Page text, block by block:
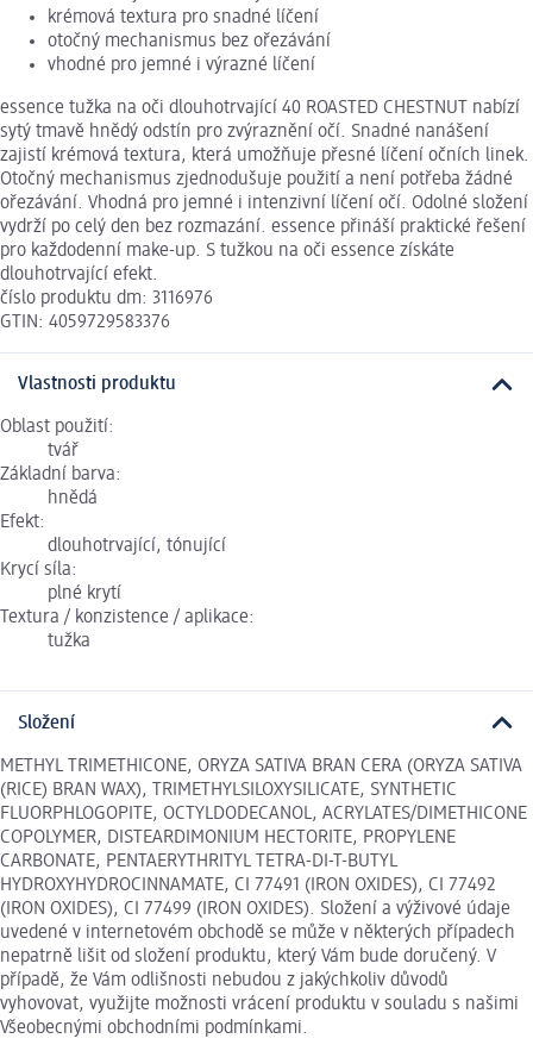
krémová textura pro snadné líčení
otočný mechanismus bez ořezávání
vhodné pro jemné i výrazné líčení
essence tužka na oči dlouhotrvající 40 ROASTED CHESTNUT nabízí
sytý tmavě hnědý odstín pro zvýraznění očí. Snadné nanášení
zajistí krémová textura, která umožňuje přesné líčení očních linek.
Otočný mechanismus zjednodušuje použití a není potřeba žádné
ořezávání. Vhodná pro jemné i intenzivní líčení očí. Odolné složení
vydrží po celý den bez rozmazání. essence přináší praktické řešení
pro každodenní make-up. S tužkou na oči essence získáte
dlouhotrvající efekt.
číslo produktu dm: 3116976
GTIN: 4059729583376
Vlastnosti produktu
Oblast použití:
tvář
Základní barva:
hnědá
Efekt:
dlouhotrvající, tónující
Krycí síla:
plné krytí
Textura / konzistence / aplikace:
tužka
Složení
METHYL TRIMETHICONE, ORYZA SATIVA BRAN CERA (ORYZA SATIVA
(RICE) BRAN WAX), TRIMETHYLSILOXYSILICATE, SYNTHETIC
FLUORPHLOGOPITE, OCTYLDODECANOL, ACRYLATES/DIMETHICONE
COPOLYMER, DISTEARDIMONIUM HECTORITE, PROPYLENE
CARBONATE, PENTAERYTHRITYL TETRA-DI-T-BUTYL
HYDROXYHYDROCINNAMATE, CI 77491 (IRON OXIDES), CI 77492
(IRON OXIDES), CI 77499 (IRON OXIDES). Složení a výživové údaje
uvedené v internetovém obchodě se může v některých případech
nepatrně lišit od složení produktu, který Vám bude doručený. V
případě, že Vám odlišnosti nebudou z jakýchkoliv důvodů
vyhovovat, využijte možnosti vrácení produktu v souladu s našimi
Všeobecnými obchodními podmínkami.